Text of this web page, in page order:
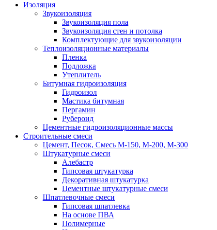
Изоляция
Звукоизоляция
Звукоизоляция пола
Звукоизоляция стен и потолка
Комплектующие для звукоизоляции
Теплоизоляционные материалы
Пленка
Подложка
Утеплитель
Битумная гидроизоляция
Гидроизол
Мастика битумная
Пергамин
Рубероид
Цементные гидроизоляционные массы
Строительные смеси
Цемент, Песок, Смесь М-150, М-200, М-300
Штукатурные смеси
Алебастр
Гипсовая штукатурка
Декоративная штукатурка
Цементные штукатурные смеси
Шпатлевочные смеси
Гипсовая шпатлевка
На основе ПВА
Полимерные